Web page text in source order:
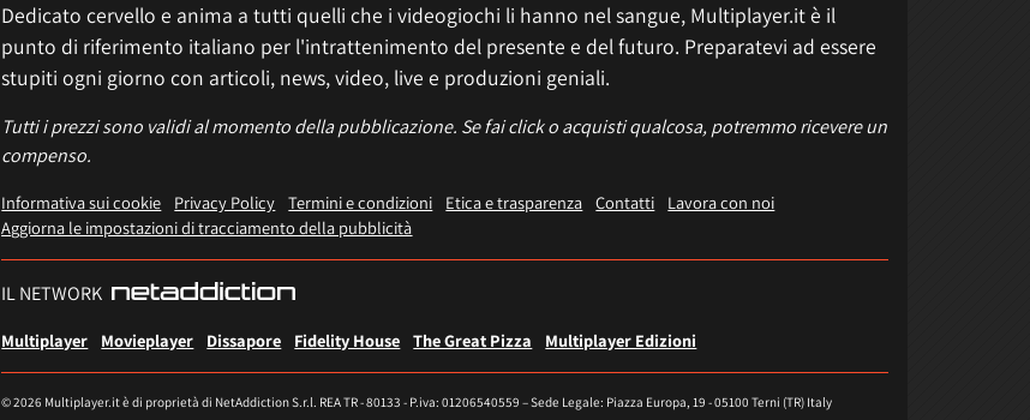
Dedicato cervello e anima a tutti quelli che i videogiochi li hanno nel sangue, Multiplayer.it è il
punto di riferimento italiano per l'intrattenimento del presente e del futuro. Preparatevi ad essere
stupiti ogni giorno con articoli, news, video, live e produzioni geniali.
Tutti i prezzi sono validi al momento della pubblicazione. Se fai click o acquisti qualcosa, potremmo ricevere un
compenso.
Informativa sui cookie Privacy Policy Termini e condizioni Etica e trasparenza Contatti
Lavora con noi
Aggiorna le impostazioni di tracciamento della pubblicità
IL NETWORK
Multiplayer Movieplayer Dissapore Fidelity House The Great Pizza Multiplayer Edizioni
© 2026 Multiplayer.it è di proprietà di NetAddiction S.r.l. REA TR - 80133 - P.iva: 01206540559 – Sede Legale: Piazza Europa, 19 - 05100 Terni (TR) Italy